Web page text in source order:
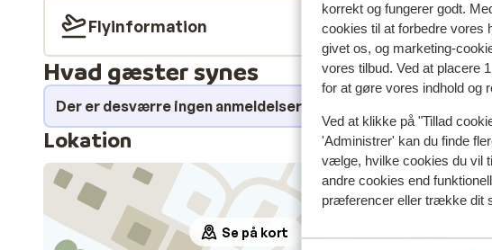
korrekt og fungerer godt.
cookies til at forbedre vores
givet os, og marketing-
vores tilbud. Ved at placere
for at gøre vores indhold og
Ved at klikke på "Tillad
'Administrer' kan du finde
vælge, hvilke cookies du vil
andre cookies end
præferencer eller trække dit
Flyinformation
Hvad gæster synes
Der er desværre ingen anmeldelser for dette
Lokation
Se på kort
I